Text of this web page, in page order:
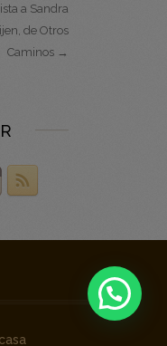
Caminos →